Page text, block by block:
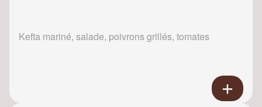
Kefta mariné, salade, poivrons grillés, tomates